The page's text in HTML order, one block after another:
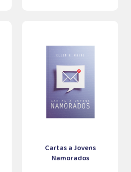
Cartas a Jovens
Namorados